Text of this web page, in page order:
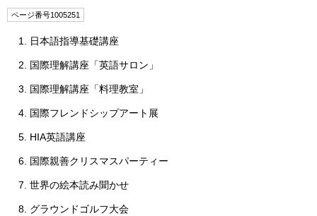
ページ番号1005251
日本語指導基礎講座
国際理解講座「英語サロン」
国際理解講座「料理教室」
国際フレンドシップアート展
HIA英語講座
国際親善クリスマスパーティー
世界の絵本読み聞かせ
グラウンドゴルフ大会